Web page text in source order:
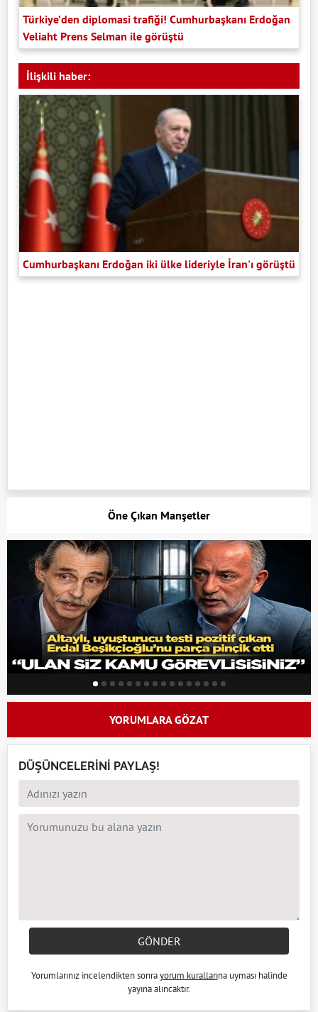
Türkiye’den diplomasi trafiği! Cumhurbaşkanı Erdoğan
Veliaht Prens Selman ile görüştü
İlişkili haber:
Cumhurbaşkanı Erdoğan iki ülke lideriyle İran'ı görüştü
Öne Çıkan Manşetler
YORUMLARA GÖZAT
DÜŞÜNCELERİNİ PAYLAŞ!
GÖNDER
Yorumlarınız incelendikten sonrayorum kurallarına uyması halinde
yayına alıncaktır.